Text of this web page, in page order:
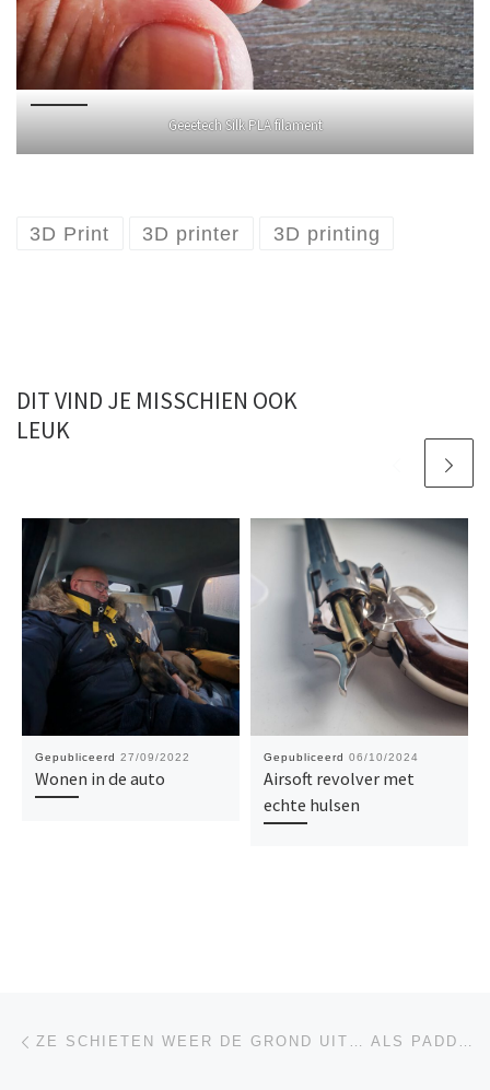
Geeetech Silk PLA filament
3D Print 3D printer 3D printing
DIT VIND JE MISSCHIEN OOK
LEUK
Gepubliceerd 27/09/2022
Wonen in de auto
Gepubliceerd 06/10/2024
Airsoft revolver met
echte hulsen
Bericht navigatie ZE SCHIETEN WEER DE GROND UIT… ALS PADDENSTOELEN.